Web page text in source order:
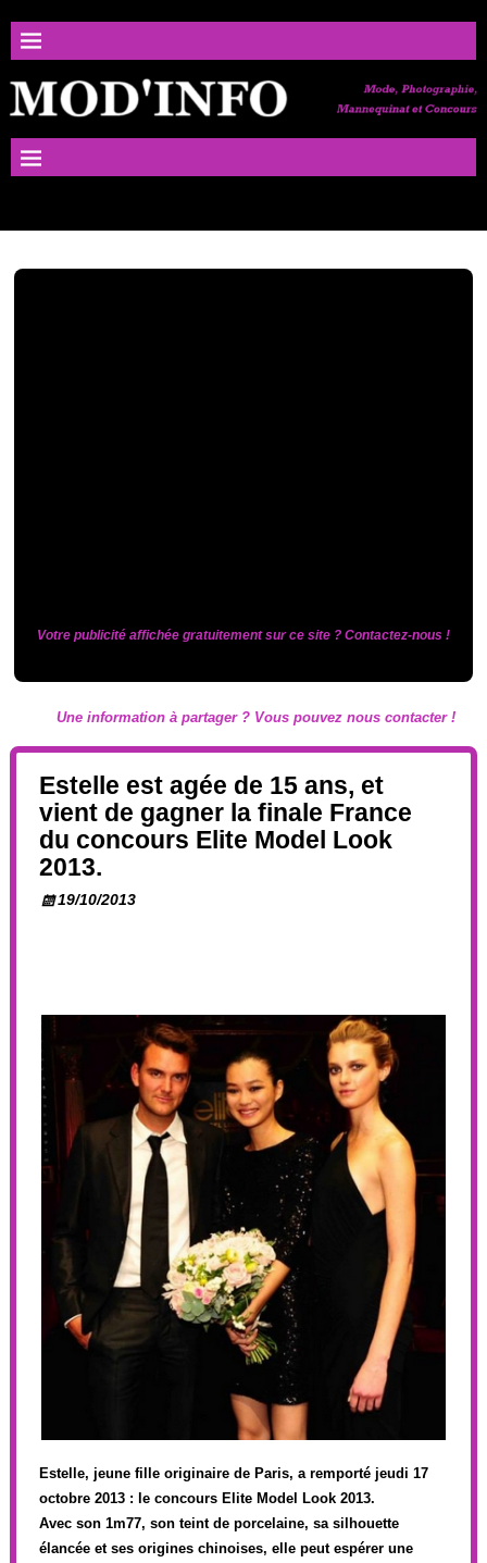
Votre publicité affichée gratuitement sur ce site ? Contactez-nous !
Une information à partager ? Vous pouvez nous contacter !
Estelle est agée de 15 ans, et
vient de gagner la finale France
du concours Elite Model Look
2013.
19/10/2013
Estelle, jeune fille originaire de Paris, a remporté jeudi 17
octobre 2013 : le concours Elite Model Look 2013.
Avec son 1m77, son teint de porcelaine, sa silhouette
élancée et ses origines chinoises, elle peut espérer une